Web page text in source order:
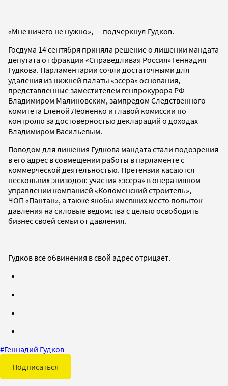
«Мне ничего не нужно», — подчеркнул Гудков.
Госдума 14 сентября приняла решение о лишении мандата
депутата от фракции «Справедливая Россия» Геннадия
Гудкова. Парламентарии сочли достаточными для
удаления из нижней палаты «эсера» основания,
представленные заместителем генпрокурора РФ
Владимиром Малиновским, зампредом Следственного
комитета Еленой Леоненко и главой комиссии по
контролю за достоверностью деклараций о доходах
Владимиром Васильевым.
Поводом для лишения Гудкова мандата стали подозрения
в его адрес в совмещении работы в парламенте с
коммерческой деятельностью. Претензии касаются
нескольких эпизодов: участия «эсера» в оперативном
управлении компанией «Коломенский строитель»,
ЧОП «Пантан», а также якобы имевших место попыток
давления на силовые ведомства с целью освободить
бизнес своей семьи от давления.
Гудков все обвинения в свой адрес отрицает.
#Геннадий Гудков
Подписаться